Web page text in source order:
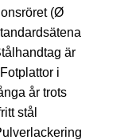
(Ø
är
i
år trots
stål